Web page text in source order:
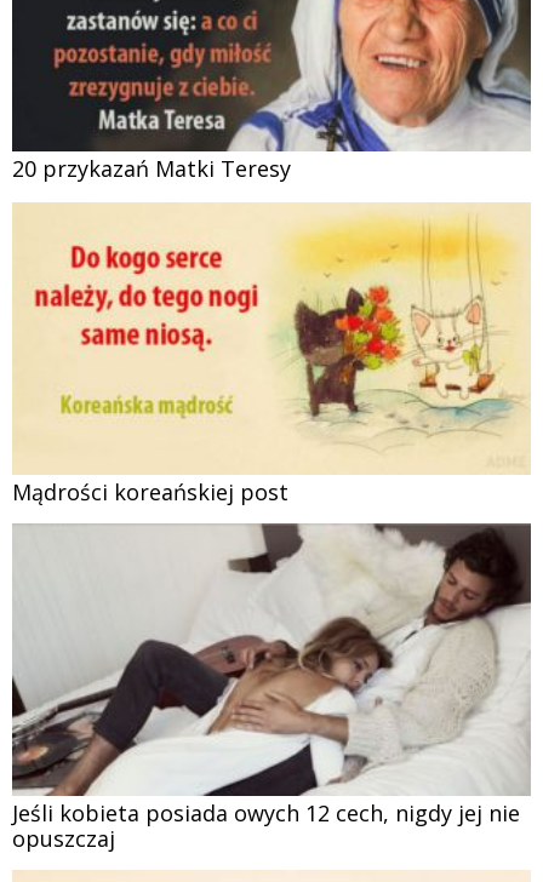
20 przykazań Matki Teresy
Mądrości koreańskiej post
Jeśli kobieta posiada owych 12 cech, nigdy jej nie
opuszczaj